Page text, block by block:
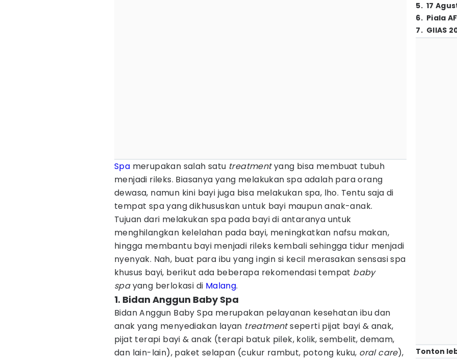
Spa merupakan salah satu treatmentyang bisa membuat tubuh
menjadi rileks. Biasanya yang melakukan spa adalah para orang
dewasa, namun kini bayi juga bisa melakukan spa, lho. Tentu saja di
tempat spa yang dikhususkan untuk bayi maupun anak-anak.
Tujuan dari melakukan spa pada bayi di antaranya untuk
menghilangkan kelelahan pada bayi, meningkatkan nafsu makan,
hingga membantu bayi menjadi rileks kembali sehingga tidur menjadi
nyenyak. Nah, buat para ibu yang ingin si kecil merasakan sensasi spa
khusus bayi, berikut ada beberapa rekomendasi tempat baby
spayang berlokasi di Malang.
1. Bidan Anggun Baby Spa
Bidan Anggun Baby Spa merupakan pelayanan kesehatan ibu dan
anak yang menyediakan layan treatmentseperti pijat bayi & anak,
pijat terapi bayi & anak (terapi batuk pilek, kolik, sembelit, demam,
dan lain-lain), paket selapan (cukur rambut, potong kuku, oral care),
5. 17
6. Piala
7. GIIAS
Tonton